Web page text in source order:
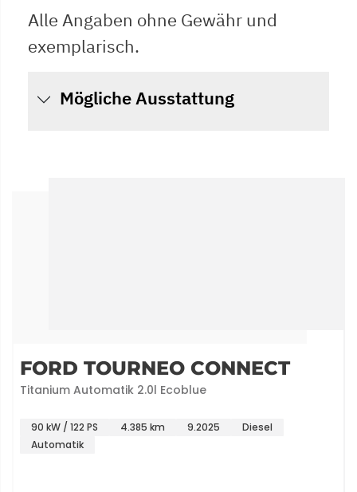
Alle Angaben ohne Gewähr und
exemplarisch.
Mögliche Ausstattung
FORD TOURNEO CONNECT
Titanium Automatik 2.0l Ecoblue
90 kW / 122 PS 4.385 km 9.2025
Diesel
Automatik